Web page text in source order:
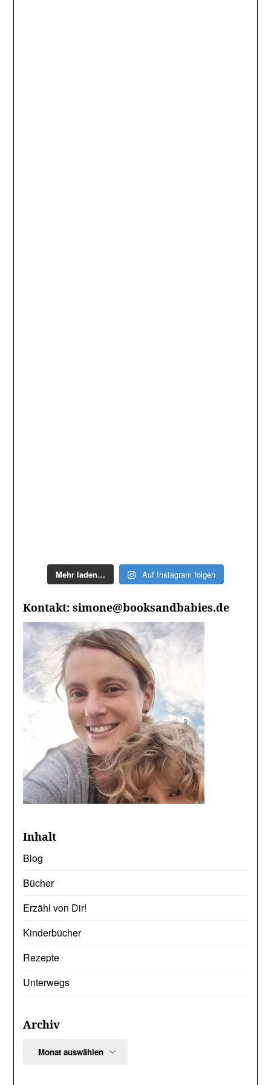
Mehr laden… Auf Instagram folgen
Kontakt: simone@booksandbabies.de
Inhalt
Blog
Bücher
Erzähl von Dir!
Kinderbücher
Rezepte
Unterwegs
Archiv